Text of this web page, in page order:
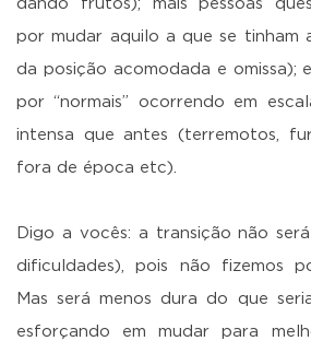
dando frutos); mais pessoas
por mudar aquilo a que se tinham
da posição acomodada e omissa);
por “normais” ocorrendo em
intensa que antes (terremotos,
fora de época etc).
Digo a vocês: a transição não
dificuldades), pois não fizemos
Mas será menos dura do que
esforçando em mudar para